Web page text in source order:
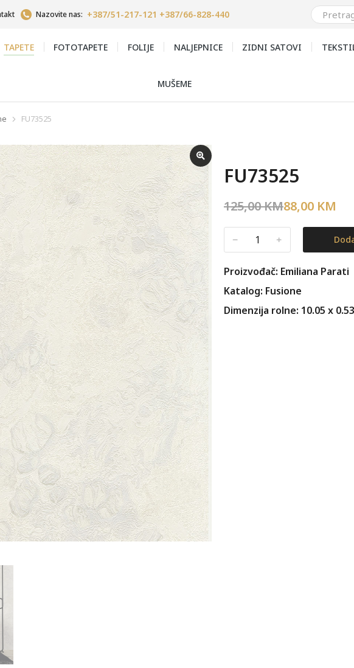
Nazovite nas: +387/51-217-121 +387/66-828-440
TAPETE FOTOTAPETE FOLIJE NALJEPNICE ZIDNI SATOVI
MUŠEME
FU73525
FU73525
125,00KM88,00 KM
﹣ ﹢
Proizvođač: Emiliana Parati
Katalog: Fusione
Dimenzija rolne: 10.05 x